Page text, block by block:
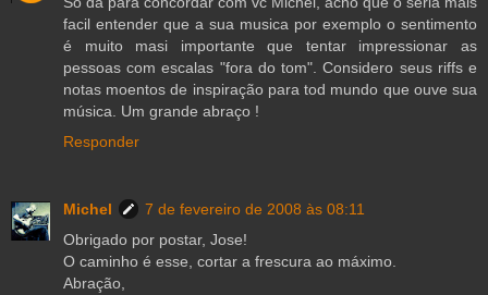
facil entender que a sua musica por exemplo o sentimento
é muito masi importante que tentar impressionar as
pessoas com escalas "fora do tom". Considero seus riffs e
notas moentos de inspiração para tod mundo que ouve sua
música. Um grande abraço !
Responder
Michel
7 de fevereiro de 2008 às 08:11
Obrigado por postar, Jose!
O caminho é esse, cortar a frescura ao máximo.
Abração,